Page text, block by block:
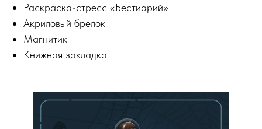
Раскраска-стресс «Бестиарий»
Акриловый брелок
Магнитик
Книжная закладка